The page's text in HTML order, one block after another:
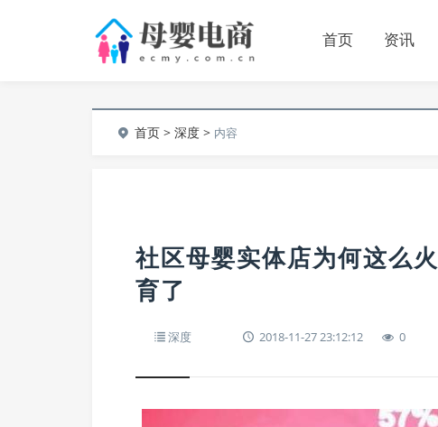
首页 资讯
首页 >深度 > 内容
社区母婴实体店为何这么
育了
深度 2018-11-27 23:12:12 0